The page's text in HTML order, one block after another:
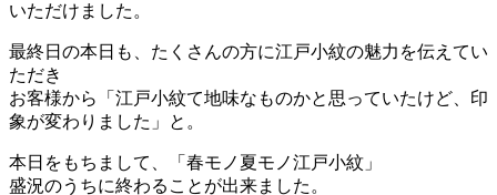
いただけました。
最終日の本日も、たくさんの方に江戸小紋の魅力を伝えてい
ただき
お客様から「江戸小紋て地味なものかと思っていたけど、印
象が変わりました」と。
本日をもちまして、「春モノ夏モノ江戸小紋」
盛況のうちに終わることが出来ました。